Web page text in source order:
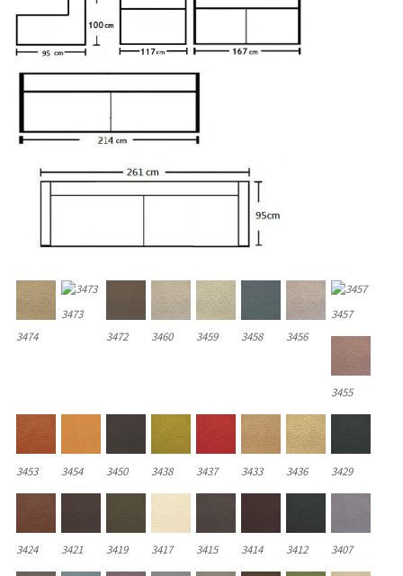
3474
3473
3472
3460 3459 3458 3456
3457
3455
3453 3454 3450 3438 3437 3433 3436 3429
3424 3421 3419 3417 3415 3414 3412 3407